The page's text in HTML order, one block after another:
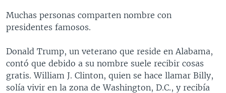
Muchas personas comparten nombre con
presidentes famosos.
Donald Trump, un veterano que reside en Alabama,
contó que debido a su nombre suele recibir cosas
gratis. William J. Clinton, quien se hace llamar Billy,
solía vivir en la zona de Washington, D.C., y recibía